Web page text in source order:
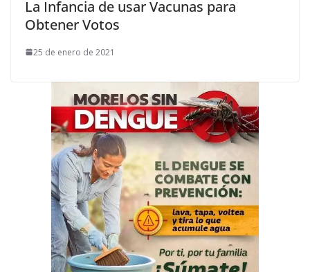
La Infancia de usar Vacunas para
Obtener Votos
25 de enero de 2021